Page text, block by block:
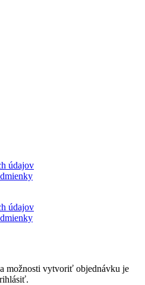
údajov
údajov
možnosti vytvoriť objednávku je